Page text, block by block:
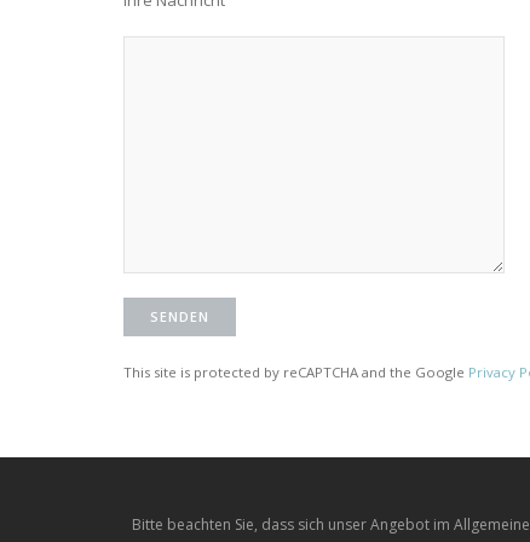
This site is protected by reCAPTCHA and the Google Privacy
Bitte beachten Sie, dass sich unser Angebot im